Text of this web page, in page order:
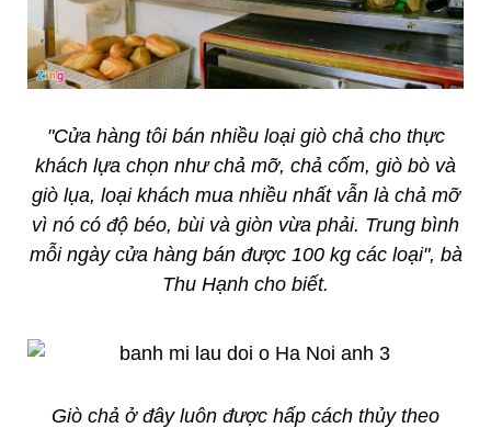
"Cửa hàng tôi bán nhiều loại giò chả cho thực
khách lựa chọn như chả mỡ, chả cốm, giò bò và
giò lụa, loại khách mua nhiều nhất vẫn là chả mỡ
vì nó có độ béo, bùi và giòn vừa phải. Trung bình
mỗi ngày cửa hàng bán được 100 kg các loại", bà
Thu Hạnh cho biết.
Giò chả ở đây luôn được hấp cách thủy theo